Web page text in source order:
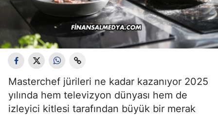
Masterchef jürileri ne kadar kazanıyor 2025
yılında hem televizyon dünyası hem de
izleyici kitlesi tarafından büyük bir merak